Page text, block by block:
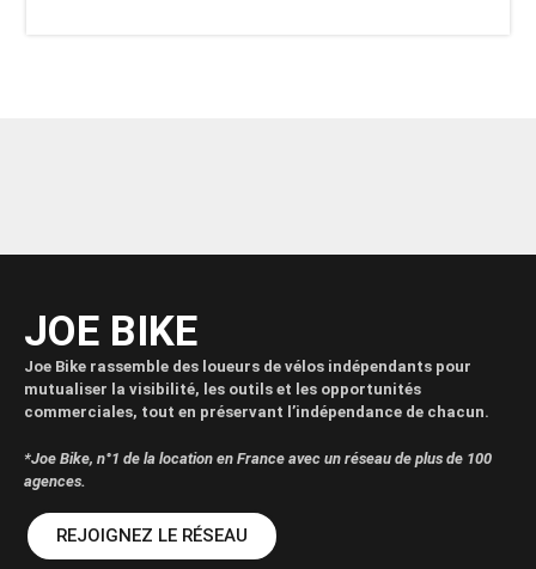
JOE BIKE
Joe Bike rassemble des loueurs de vélos indépendants pour
mutualiser la visibilité, les outils et les opportunités
commerciales, tout en préservant l’indépendance de chacun.
*Joe Bike, n°1 de la location en France avec un réseau de plus de 100
agences.
REJOIGNEZ LE RÉSEAU